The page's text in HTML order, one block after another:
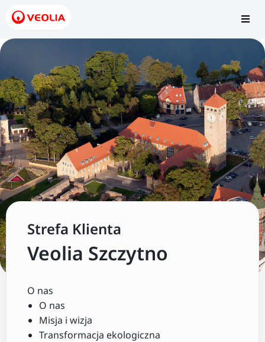
Strefa Klienta
Veolia Szczytno
O nas
O nas
Misja i wizja
Transformacja ekologiczna